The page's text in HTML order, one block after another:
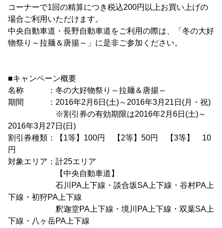
コーナーで1回の精算につき税込200円以上お買い上げの
場合ご利用いただけます。
中央自動車道・長野自動車道をご利用の際は、「冬の大好
物祭り～拉麺＆唐揚～」に是非ご参加ください。
■キャンペーン概要
名称 ：冬の大好物祭り～拉麺＆唐揚～
期間 ：2016年2月6日(土)～2016年3月21日(月・祝)
※割引券の有効期限は2016年2月6日(土)～
2016年3月27日(日)
割引券種類：【1等】100円 【2等】50円 【3等】 10
円
対象エリア：計25エリア
【中央自動車道】
石川PA上下線・談合坂SA上下線・谷村PA上
下線・初狩PA上下線
釈迦堂PA上下線・境川PA上下線・双葉SA上
下線・八ヶ岳PA上下線